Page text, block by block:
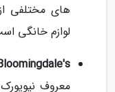
های مختلفی
لوازم خانگی